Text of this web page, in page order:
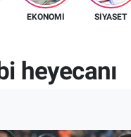
EKONOMI SIYASET
heyecanı